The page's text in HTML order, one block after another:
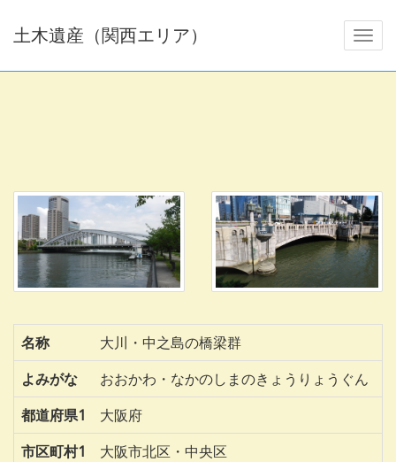
土木遺産（関西エリア）
名称
大川・中之島の橋梁群
よみがな
おおかわ・なかのしまのきょうりょうぐん
都道府県1
大阪府
市区町村1
大阪市北区・中央区